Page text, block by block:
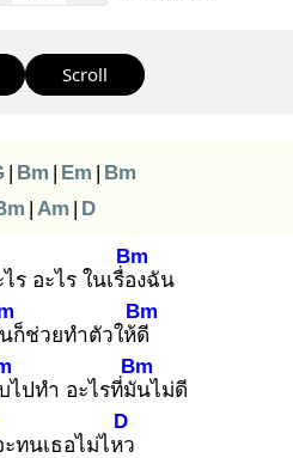
Scroll
| Bm | Em | Bm
| Am | D
ไร อะไร ในเรื่อง
Bm
ฉัน
ก็ช่วยทำตัวให้ดี
Bm
ไปทำ อะไรที่มัน
Bm
ไม่ดี
ะทนเธอไม่ไหว
D